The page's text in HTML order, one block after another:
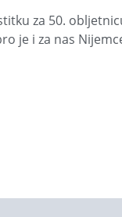
za 50.
je i za nas